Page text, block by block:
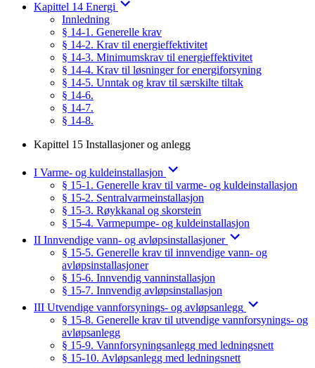
Kapittel 14 Energi
Innledning
§ 14-1. Generelle krav
§ 14-2. Krav til energieffektivitet
§ 14-3. Minimumskrav til energieffektivitet
§ 14-4. Krav til løsninger for energiforsyning
§ 14-5. Unntak og krav til særskilte tiltak
§ 14-6.
§ 14-7.
§ 14-8.
Kapittel 15 Installasjoner og anlegg
I Varme- og kuldeinstallasjon
§ 15-1. Generelle krav til varme- og kuldeinstallasjon
§ 15-2. Sentralvarmeinstallasjon
§ 15-3. Røykkanal og skorstein
§ 15-4. Varmepumpe- og kuldeinstallasjon
II Innvendige vann- og avløpsinstallasjoner
§ 15-5. Generelle krav til innvendige vann- og
avløpsinstallasjoner
§ 15-6. Innvendig vanninstallasjon
§ 15-7. Innvendig avløpsinstallasjon
III Utvendige vannforsynings- og avløpsanlegg
§ 15-8. Generelle krav til utvendige vannforsynings- og
avløpsanlegg
§ 15-9. Vannforsyningsanlegg med ledningsnett
§ 15-10. Avløpsanlegg med ledningsnett